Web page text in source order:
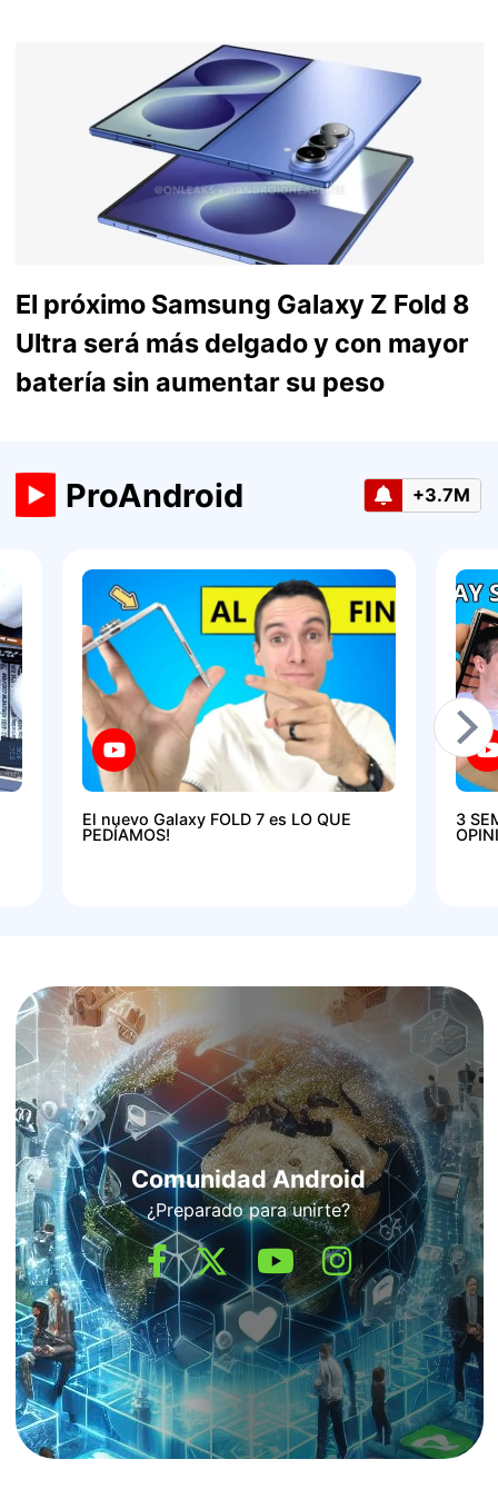
El próximo Samsung Galaxy Z Fold 8
Ultra será más delgado y con mayor
batería sin aumentar su peso
ProAndroid +3.7M
El nuevo Galaxy FOLD 7 es LO QUE
PEDÍAMOS!
3
Comunidad Android
¿Preparado para unirte?